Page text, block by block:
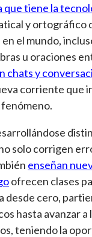
que tiene la
y ortográfico
el mundo,
u oraciones
chats y
corriente que
solo corrigen
enseñan
ofrecen clases
desde cero,
hasta avanzar a
teniendo la